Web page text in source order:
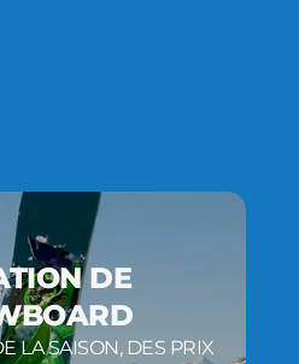
DE
LA SAISON, DES PRIX